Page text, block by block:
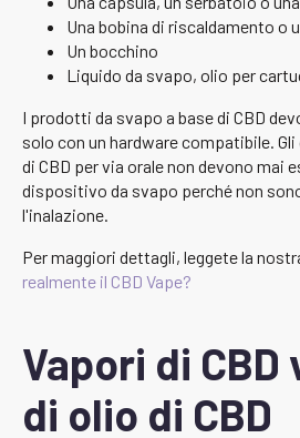
Una bobina di riscaldamento o
Un bocchino
Liquido da svapo, olio per
I prodotti da svapo a base di CBD
solo con un hardware compatibile.
di CBD per via orale non devono mai
dispositivo da svapo perché non
l'inalazione.
Per maggiori dettagli, leggete la
realmente il CBD Vape?
Vapori di CBD
di olio di CBD